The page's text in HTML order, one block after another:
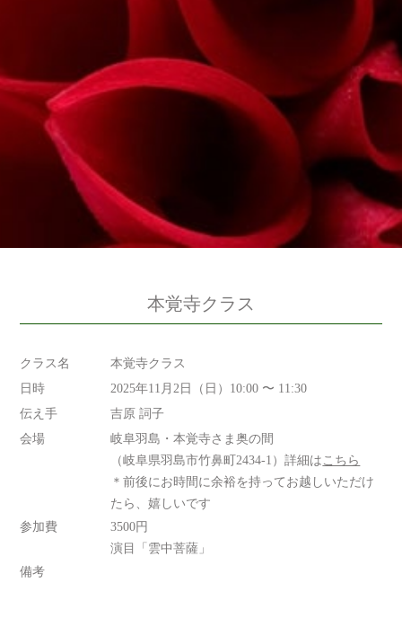
本覚寺クラス
クラス名
本覚寺クラス
日時
2025年11月2日（日）10:00 〜 11:30
伝え手
吉原 詞子
会場
岐阜羽島・本覚寺さま奥の間
（岐阜県羽島市竹鼻町2434-1）詳細は こちら
＊前後にお時間に余裕を持ってお越しいただけ
たら、嬉しいです
参加費
3500円
演目「雲中菩薩」
備考